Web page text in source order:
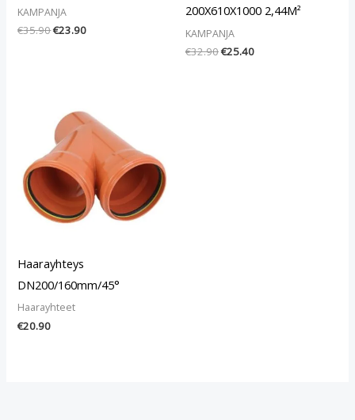
KAMPANJA
€35.90€23.90
200X610X1000 2,44M²
KAMPANJA
€32.90€25.40
Haarayhteys
DN200/160mm/45°
Haarayhteet
€20.90